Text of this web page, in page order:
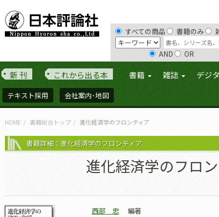
すべての商品 書籍のみ
AND OR
新 刊 これから出る本 書籍 雑誌 デジ
テキスト採用 会社案内･地図
HOME 書籍総合トップ 進化経済学のフロンティア
書籍詳細：進化経済学のフロンティア
進化経済学のフロ
西部 忠 編著